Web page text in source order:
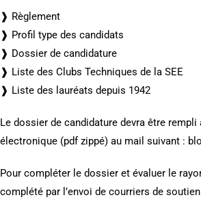
❱ Règlement
❱ Profil type des candidats
❱ Dossier de candidature
❱ Liste des Clubs Techniques de la SEE
❱ Liste des lauréats depuis 1942
Le dossier de candidature devra être
électronique (pdf zippé) au mail suivant :
Pour compléter le dossier et évaluer le
complété par l’envoi de courriers de